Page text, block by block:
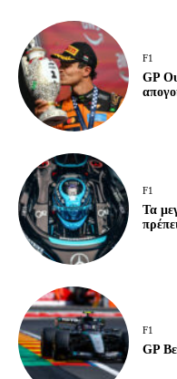
F1
GP
F1
Τα
F1
GP